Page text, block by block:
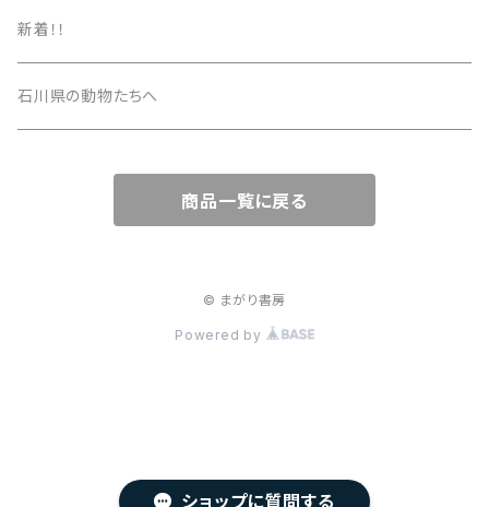
ショップに質問する
新着！！
石川県の動物たちへ
商品一覧に戻る
© まがり書房
Powered by